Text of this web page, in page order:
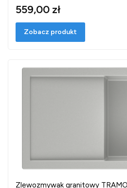
559,00 zł
Zobacz produkt
Zlewozmywak granitowy